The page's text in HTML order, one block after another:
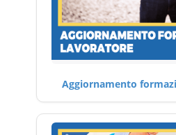
Aggiornamento